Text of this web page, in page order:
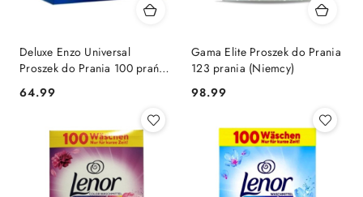
Deluxe Enzo Universal
Proszek do Prania 100 prań
Cena:
64.99
Gama Elite Proszek do Prania
123 prania (Niemcy)
Cena:
98.99